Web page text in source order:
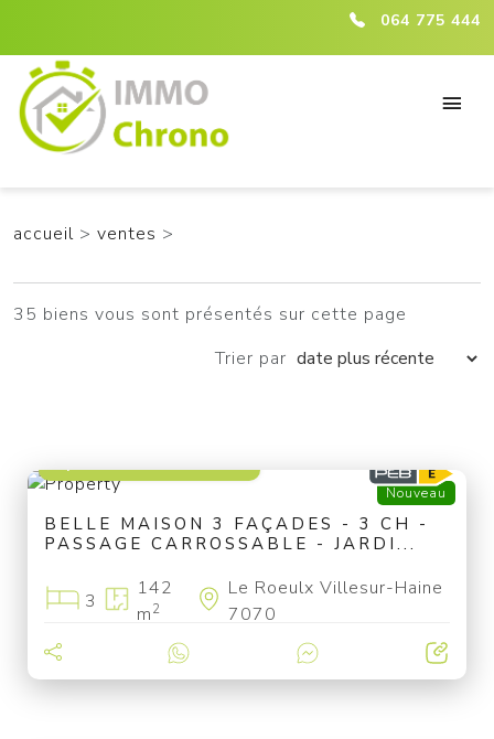
064 775 444
accueil > ventes >
35 biens vous sont présentés sur cette page
Trier par
Nouveau
BELLE MAISON 3 FAÇADES - 3 CH -
PASSAGE CARROSSABLE - JARDI...
3
142
m2
Le Roeulx Villesur-Haine
7070